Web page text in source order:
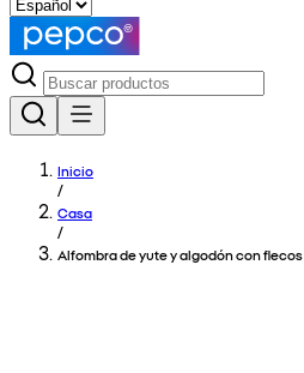
Inicio
/
Casa
/
Alfombra de yute y algodón con flecos